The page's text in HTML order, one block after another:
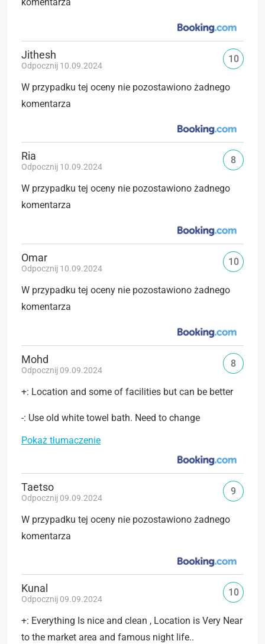
Jithesh
Odpocznij 10.09.2024
W przypadku tej oceny nie pozostawiono żadnego
komentarza
10
Ria
Odpocznij 10.09.2024
W przypadku tej oceny nie pozostawiono żadnego
komentarza
8
Omar
Odpocznij 10.09.2024
W przypadku tej oceny nie pozostawiono żadnego
komentarza
10
Mohd
Odpocznij 09.09.2024
+: Location and some of facilities but can be better
-: Use old white towel bath. Need to change
Pokaż tłumaczenie
8
Taetso
Odpocznij 09.09.2024
W przypadku tej oceny nie pozostawiono żadnego
komentarza
9
Kunal
Odpocznij 09.09.2024
+: Everything Is nice and clean , Location is Very Near
to the market area and famous night life..
10